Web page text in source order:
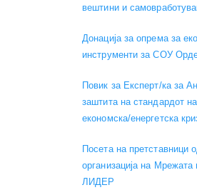
вештини и
Донација за опрема за
инструменти за СОУ
Повик за Експерт/ка за
заштита на стандардот
економска/енергетска
Посета на претставници
организација на
ЛИДЕР